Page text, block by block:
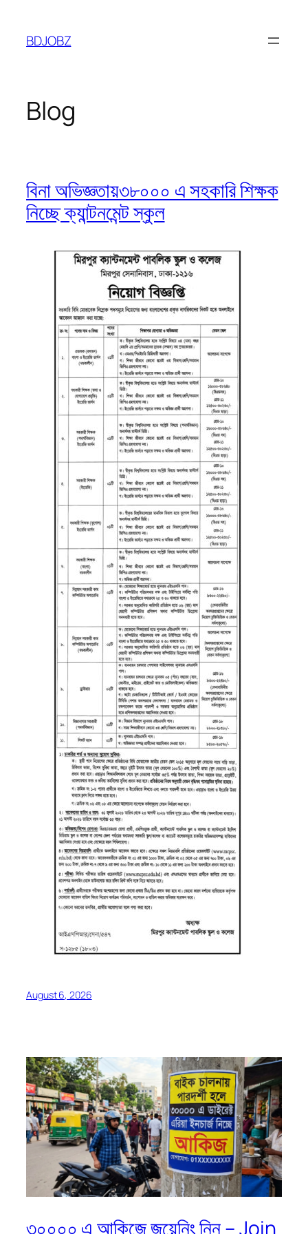
content
BDJOBZ
Blog
বিনা অভিজ্ঞতায়৩৮০০০ এ সহকারি শিক্ষক
নিচ্ছে ক্যান্টনমেন্ট স্কুল
August 6, 2026
৩০০০০ এ আকিজে জয়েনিং নিন – Join